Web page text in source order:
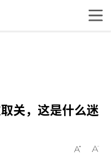
关，这是什么迷